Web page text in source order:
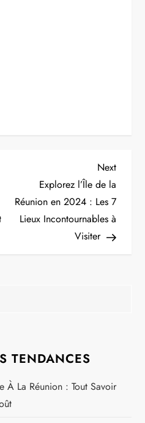
Next
Post
Next
Explorez l’Île de la
Réunion en 2024 : Les 7
Lieux Incontournables à
Visiter
TENDANCES
À La Réunion : Tout Savoir